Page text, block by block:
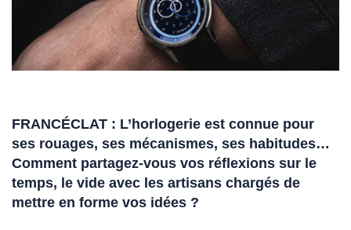
FRANCÉCLAT : L’horlogerie est connue pour
ses rouages, ses mécanismes, ses habitudes…
Comment partagez-vous vos réflexions sur le
temps, le vide avec les artisans chargés de
mettre en forme vos idées ?